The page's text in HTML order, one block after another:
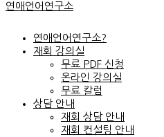
연애언어연구소
연애언어연구소?
재회 강의실
무료 PDF 신청
온라인 강의실
무료 칼럼
상담 안내
재회 상담 안내
재회 컨설팅 안내